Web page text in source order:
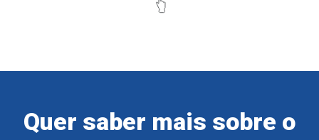
Quer saber mais sobre o